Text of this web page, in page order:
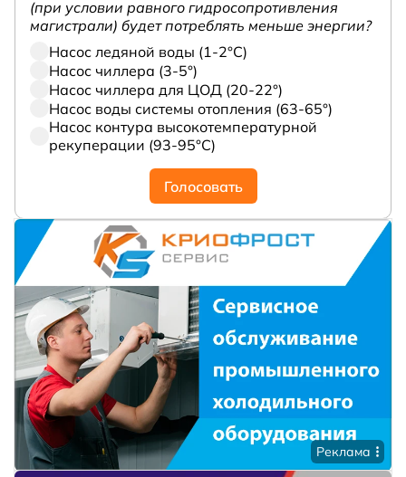
(при условии равного гидросопротивления
магистрали) будет потреблять меньше энергии?
Насос ледяной воды (1-2°С)
Насос чиллера (3-5°)
Насос чиллера для ЦОД (20-22°)
Насос воды системы отопления (63-65°)
Насос контура высокотемпературной
рекуперации (93-95°С)
Голосовать
Реклама